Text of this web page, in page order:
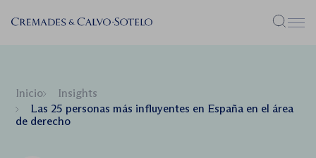
Menú
Inicio
Insights
Las 25 personas más influyentes en España en el área
de derecho